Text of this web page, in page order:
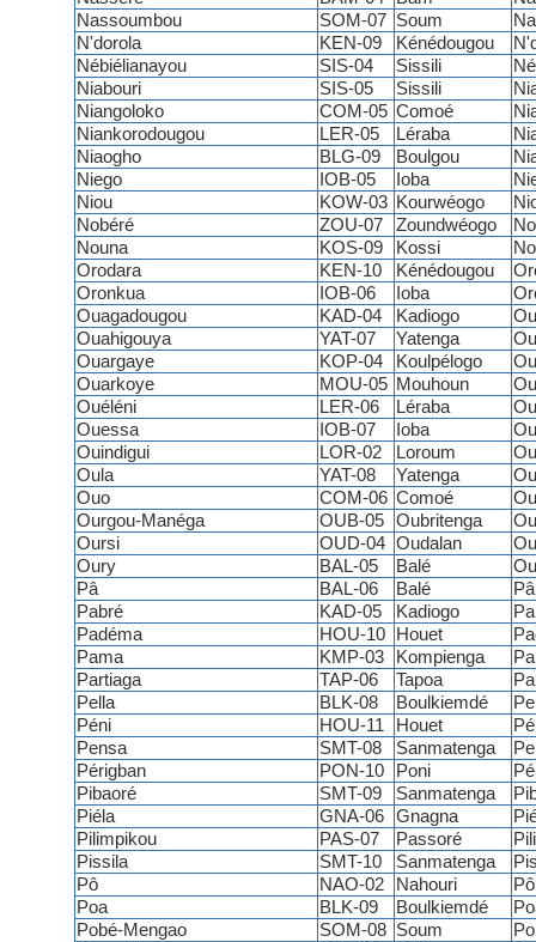
Nassoumbou
SOM-07 Soum
N'dorola
KEN-09 Kénédougou
Nébiélianayou
SIS-04 Sissili
Niabouri
SIS-05 Sissili
Niangoloko
COM-05 Comoé
Niankorodougou
LER-05 Léraba
Niaogho
BLG-09 Boulgou
Niego
IOB-05 Ioba
Niou
KOW-03 Kourwéogo
Nobéré
ZOU-07 Zoundwéogo
Nouna
KOS-09 Kossi
Orodara
KEN-10 Kénédougou
Oronkua
IOB-06 Ioba
Ouagadougou
KAD-04 Kadiogo
Ouahigouya
YAT-07 Yatenga
Ouargaye
KOP-04 Koulpélogo
Ouarkoye
MOU-05 Mouhoun
Ouéléni
LER-06 Léraba
Ouessa
IOB-07 Ioba
Ouindigui
LOR-02 Loroum
Oula
YAT-08 Yatenga
Ouo
COM-06 Comoé
Ourgou-Manéga
OUB-05 Oubritenga
Oursi
OUD-04 Oudalan
Oury
BAL-05 Balé
Pâ
BAL-06 Balé
Pâ
Pabré
KAD-05 Kadiogo
Padéma
HOU-10 Houet
Pama
KMP-03 Kompienga
Partiaga
TAP-06 Tapoa
Pella
BLK-08 Boulkiemdé
Péni
HOU-11 Houet
Pensa
SMT-08 Sanmatenga
Périgban
PON-10 Poni
Pibaoré
SMT-09 Sanmatenga
Piéla
GNA-06 Gnagna
Pilimpikou
PAS-07 Passoré
Pissila
SMT-10 Sanmatenga
Pô
NAO-02 Nahouri
Pô
Poa
BLK-09 Boulkiemdé
Pobé-Mengao
SOM-08 Soum